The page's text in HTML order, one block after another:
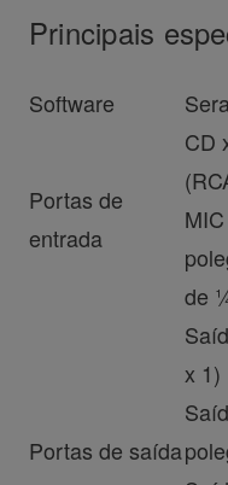
Principais
Software
Portas de
entrada
CD
de
Portas de saída
x 1)